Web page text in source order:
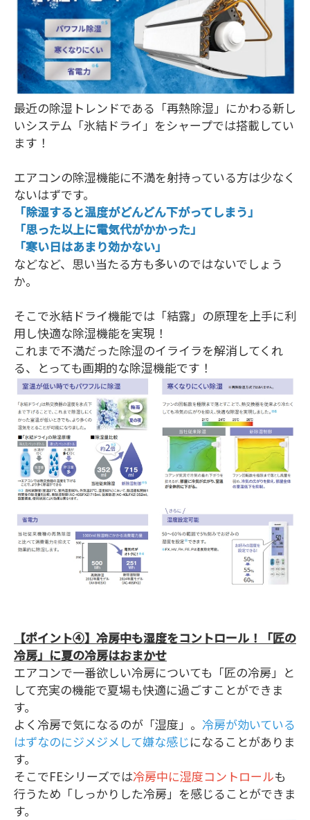
最近の除湿トレンドである「再熱除湿」にかわる新し
いシステム「氷結ドライ」をシャープでは搭載してい
ます！
エアコンの除湿機能に不満を射持っている方は少なく
ないはずです。
「除湿すると温度がどんどん下がってしまう」
「思った以上に電気代がかかった」
「寒い日はあまり効かない」
などなど、思い当たる方も多いのではないでしょう
か。
そこで氷結ドライ機能では「結露」の原理を上手に利
用し快適な除湿機能を実現！
これまで不満だった除湿のイライラを解消してくれ
る、とっても画期的な除湿機能です！
【ポイント④】冷房中も湿度をコントロール！「匠の
冷房」に夏の冷房はおまかせ
エアコンで一番欲しい冷房についても「匠の冷房」と
して充実の機能で夏場も快適に過ごすことができま
す。
よく冷房で気になるのが「湿度」。 冷房が効いている
はずなのにジメジメして嫌な感じになることがありま
す。
そこでFEシリーズでは冷房中に湿度コントロールも
行うため「しっかりした冷房」を感じることができま
す。